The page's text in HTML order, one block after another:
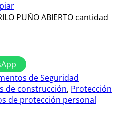
PUÑO ABIERTO cantidad
de Seguridad
de construcción, Protección
de protección personal